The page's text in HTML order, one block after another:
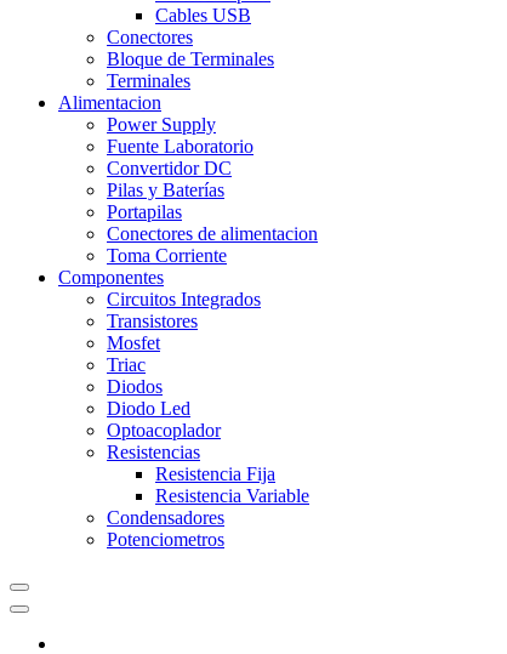
Cables USB
Conectores
Bloque de Terminales
Terminales
Alimentacion
Power Supply
Fuente Laboratorio
Convertidor DC
Pilas y Baterías
Portapilas
Conectores de alimentacion
Toma Corriente
Componentes
Circuitos Integrados
Transistores
Mosfet
Triac
Diodos
Diodo Led
Optoacoplador
Resistencias
Resistencia Fija
Resistencia Variable
Condensadores
Potenciometros